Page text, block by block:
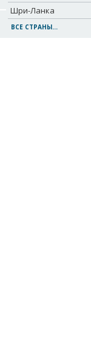
Шри-Ланка
ВСЕ СТРАНЫ...